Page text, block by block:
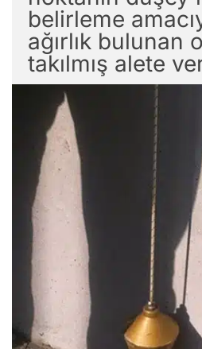
belirleme
ağırlık bulunan
takılmış alete